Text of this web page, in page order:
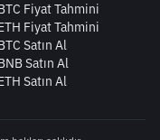
Fiyat Tahmini
Fiyat Tahmini
Satın Al
Satın Al
Satın Al